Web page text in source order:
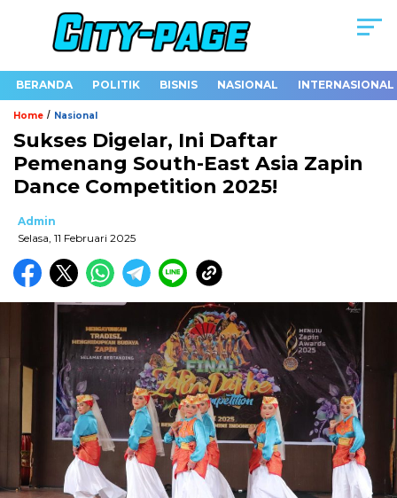
BERANDA POLITIK BISNIS NASIONAL INTERNASIONAL
Home / Nasional
Sukses Digelar, Ini Daftar
Pemenang South-East Asia Zapin
Dance Competition 2025!
Admin
Selasa, 11 Februari 2025